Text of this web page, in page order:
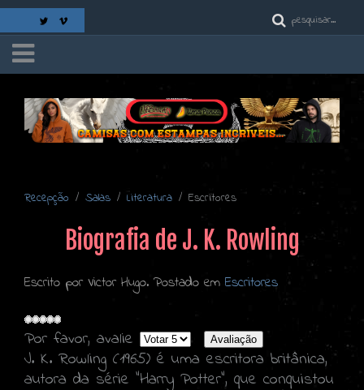
Recepção Salas Literatura Escritores
Biografia de J. K. Rowling
Escrito por Victor Hugo. Postado em Escritores
Por favor, avalie
J. K. Rowling (1965) é uma escritora britânica,
autora da série "Harry Potter", que conquistou